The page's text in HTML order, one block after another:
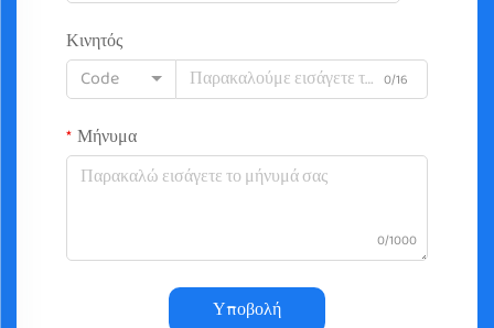
Κινητός
Code
0/16
Μήνυμα
0/1000
Υποβολή